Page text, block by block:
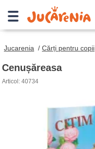
Jucarenia / Cărți pentru copii
Cenușăreasa
Articol: 40734